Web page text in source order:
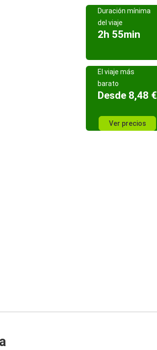
Duración mínima
del viaje
2h 55min
El viaje más
barato
Desde 8,48 €
Ver precios